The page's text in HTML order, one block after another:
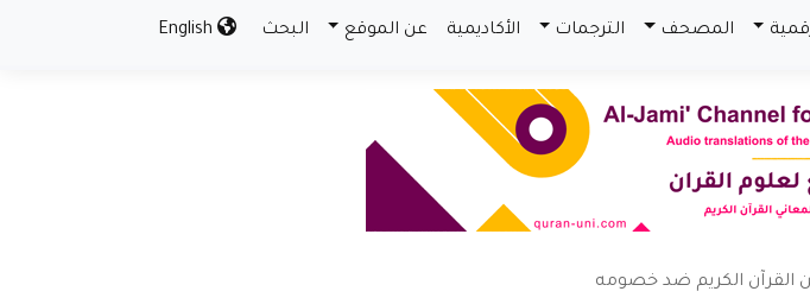
المصحف الترجمات الأكاديمية عن الموقع البحث
القرآن الكريم ضد خصومه